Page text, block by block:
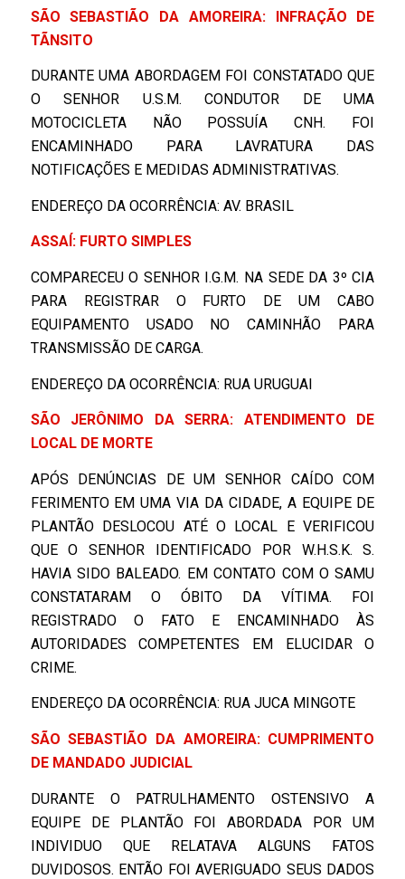
SÃO SEBASTIÃO DA AMOREIRA: INFRAÇÃO DE
TÃNSITO
DURANTE UMA ABORDAGEM FOI CONSTATADO QUE
O SENHOR U.S.M. CONDUTOR DE UMA
MOTOCICLETA NÃO POSSUÍA CNH. FOI
ENCAMINHADO PARA LAVRATURA DAS
NOTIFICAÇÕES E MEDIDAS ADMINISTRATIVAS.
ENDEREÇO DA OCORRÊNCIA: AV. BRASIL
ASSAÍ: FURTO SIMPLES
COMPARECEU O SENHOR I.G.M. NA SEDE DA 3º CIA
PARA REGISTRAR O FURTO DE UM CABO
EQUIPAMENTO USADO NO CAMINHÃO PARA
TRANSMISSÃO DE CARGA.
ENDEREÇO DA OCORRÊNCIA: RUA URUGUAI
SÃO JERÔNIMO DA SERRA: ATENDIMENTO DE
LOCAL DE MORTE
APÓS DENÚNCIAS DE UM SENHOR CAÍDO COM
FERIMENTO EM UMA VIA DA CIDADE, A EQUIPE DE
PLANTÃO DESLOCOU ATÉ O LOCAL E VERIFICOU
QUE O SENHOR IDENTIFICADO POR W.H.S.K. S.
HAVIA SIDO BALEADO. EM CONTATO COM O SAMU
CONSTATARAM O ÓBITO DA VÍTIMA. FOI
REGISTRADO O FATO E ENCAMINHADO ÀS
AUTORIDADES COMPETENTES EM ELUCIDAR O
CRIME.
ENDEREÇO DA OCORRÊNCIA: RUA JUCA MINGOTE
SÃO SEBASTIÃO DA AMOREIRA: CUMPRIMENTO
DE MANDADO JUDICIAL
DURANTE O PATRULHAMENTO OSTENSIVO A
EQUIPE DE PLANTÃO FOI ABORDADA POR UM
INDIVIDUO QUE RELATAVA ALGUNS FATOS
DUVIDOSOS. ENTÃO FOI AVERIGUADO SEUS DADOS